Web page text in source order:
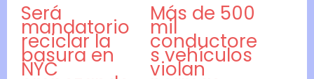
Será
mandatorio
reciclar la
basura en
NYC
Más de 500
mil
conductore
s vehículos
violan